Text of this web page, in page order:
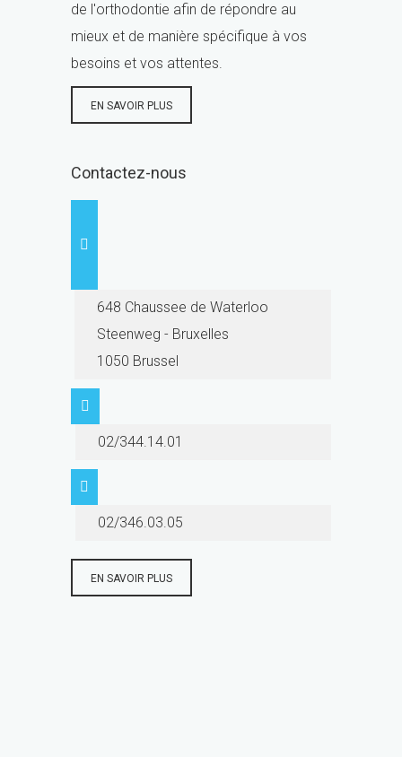
de l'orthodontie afin de répondre au
mieux et de manière spécifique à vos
besoins et vos attentes.
EN SAVOIR PLUS
Contactez-nous
648 Chaussee de Waterloo
Steenweg - Bruxelles
1050 Brussel
02/344.14.01
02/346.03.05
EN SAVOIR PLUS